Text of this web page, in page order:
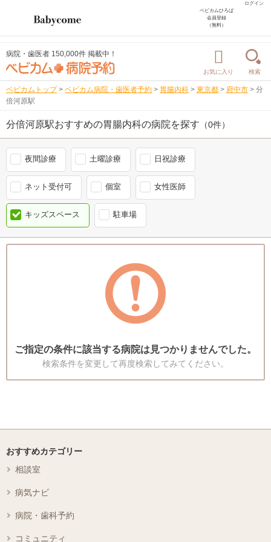
ログイン
ベビカムひろば
会員登録
（無料）
病院・歯医者 150,000件 掲載中！
お気に入り 検索
ベビカムトップ > ベビカム病院・歯医者予約 > 胃腸内科 > 東京都 > 府中市 > 分
倍河原駅
分倍河原駅おすすめの胃腸内科の病院を探す （0件）
夜間診療 土曜診療 日祝診療
ネット受付可 個室 女性医師
キッズスペース 駐車場
ご指定の条件に該当する病院は見つかりませんでした。
検索条件を変更して再度検索してみてください。
おすすめカテゴリー
相談室
病気ナビ
病院・歯科予約
コミュニティ